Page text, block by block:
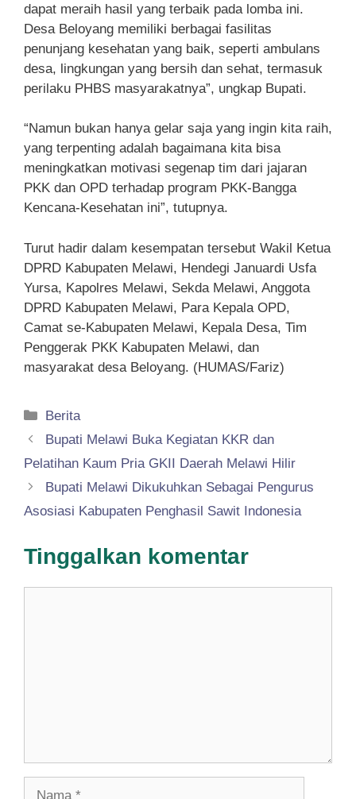
dapat meraih hasil yang terbaik pada lomba ini.
Desa Beloyang memiliki berbagai fasilitas
penunjang kesehatan yang baik, seperti ambulans
desa, lingkungan yang bersih dan sehat, termasuk
perilaku PHBS masyarakatnya”, ungkap Bupati.
“Namun bukan hanya gelar saja yang ingin kita raih,
yang terpenting adalah bagaimana kita bisa
meningkatkan motivasi segenap tim dari jajaran
PKK dan OPD terhadap program PKK-Bangga
Kencana-Kesehatan ini”, tutupnya.
Turut hadir dalam kesempatan tersebut Wakil Ketua
DPRD Kabupaten Melawi, Hendegi Januardi Usfa
Yursa, Kapolres Melawi, Sekda Melawi, Anggota
DPRD Kabupaten Melawi, Para Kepala OPD,
Camat se-Kabupaten Melawi, Kepala Desa, Tim
Penggerak PKK Kabupaten Melawi, dan
masyarakat desa Beloyang. (HUMAS/Fariz)
Kategori
Berita
Bupati Melawi Buka Kegiatan KKR dan
Pelatihan Kaum Pria GKII Daerah Melawi Hilir
Bupati Melawi Dikukuhkan Sebagai Pengurus
Asosiasi Kabupaten Penghasil Sawit Indonesia
Tinggalkan komentar